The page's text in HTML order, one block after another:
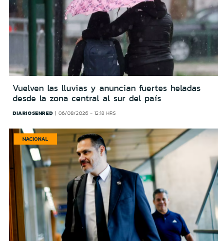
Vuelven las lluvias y anuncian fuertes heladas
desde la zona central al sur del país
DIARIOSENRED 06/08/2026 - 12:18 HRS
NACIONAL